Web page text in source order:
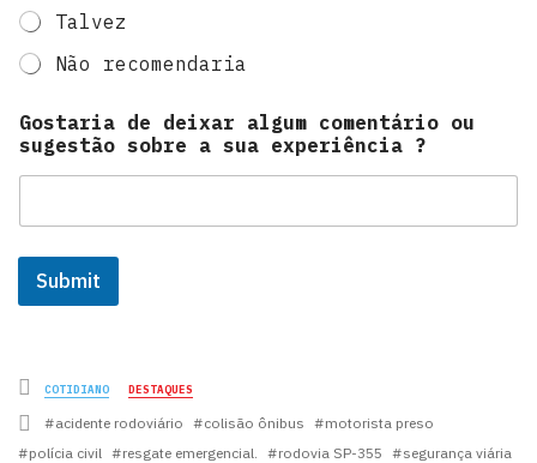
Talvez
Não recomendaria
Gostaria de deixar algum comentário ou
sugestão sobre a sua experiência ?
Submit
Posted
in
COTIDIANO DESTAQUES
Tagged
with
acidente rodoviário colisão ônibus
motorista preso
polícia civil
resgate emergencial. rodovia SP-355
segurança viária